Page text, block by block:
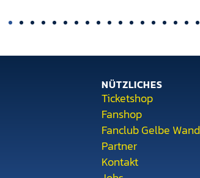
NÜTZLICHES
Ticketshop
Fanshop
Fanclub Gelbe Wand
Partner
Kontakt